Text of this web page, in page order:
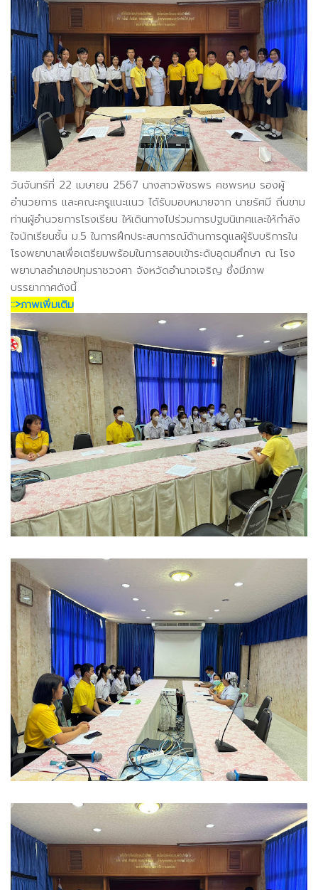
วันจันทร์ที่ 22 เมษายน 2567 นางสาวพัชรพร คชพรหม รองผู้
อำนวยการ และคณะครูแนะแนว ได้รับมอบหมายจาก นายรัศมี ถิ่นขาม
ท่านผู้อำนวยการโรงเรียน ให้เดินทางไปร่วมการปฐมนิเทศและให้กำลัง
ใจนักเรียนชั้น ม.5 ในการฝึกประสบการณ์ด้านการดูแลผู้รับบริการใน
โรงพยาบาลเพื่อเตรียมพร้อมในการสอบเข้าระดับอุดมศึกษา ณ โรง
พยาบาลอำเภอปทุมราชวงศา จังหวัดอำนาจเจริญ ซึ่งมีภาพ
บรรยากาศดังนี้
::>ภาพเพิ่มเติม